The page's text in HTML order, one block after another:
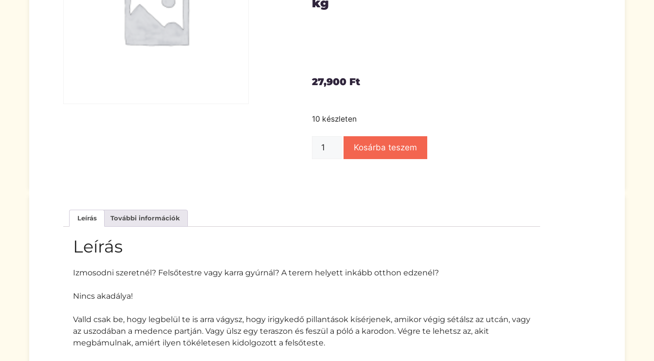
kg
27,900 Ft
10 készleten
Kosárba teszem
Leírás További információk
Leírás
Izmosodni szeretnél? Felsőtestre vagy karra gyúrnál? A terem helyett inkább otthon edzenél?
Nincs akadálya!
Valld csak be, hogy legbelül te is arra vágysz, hogy irigykedő pillantások kísérjenek, amikor végig sétálsz az utcán, vagy
az uszodában a medence partján. Vagy ülsz egy teraszon és feszül a póló a karodon. Végre te lehetsz az, akit
megbámulnak, amiért ilyen tökéletesen kidolgozott a felsőteste.